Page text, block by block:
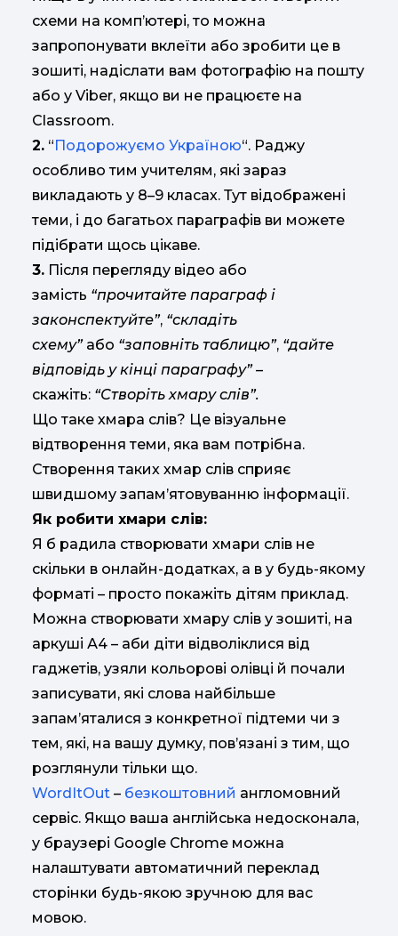
схеми на комп’ютері, то можна
запропонувати вклеїти або зробити це в
зошиті, надіслати вам фотографію на пошту
або у Vіber, якщо ви не працюєте на
Classroom.
2. “Подорожуємо Україною“. Раджу
особливо тим учителям, які зараз
викладають у 8–9 класах. Тут відображені
теми, і до багатьох параграфів ви можете
підібрати щось цікаве.
3. Після перегляду відео або
замість “прочитайте параграф і
законспектуйте”, “складіть
схему”або “заповніть таблицю”, “дайте
відповідь у кінці параграфу”–
скажіть: “Створіть хмару слів”.
Що таке хмара слів? Це візуальне
відтворення теми, яка вам потрібна.
Створення таких хмар слів сприяє
швидшому запам’ятовуванню інформації.
Як робити хмари слів:
Я б радила створювати хмари слів не
скільки в онлайн-додатках, а в у будь-якому
форматі – просто покажіть дітям приклад.
Можна створювати хмару слів у зошиті, на
аркуші А4 – аби діти відволіклися від
гаджетів, узяли кольорові олівці й почали
записувати, які слова найбільше
запам’яталися з конкретної підтеми чи з
тем, які, на вашу думку, пов’язані з тим, що
розглянули тільки що.
WordItOut – безкоштовний англомовний
сервіс. Якщо ваша англійська недосконала,
у браузері Google Chrome можна
налаштувати автоматичний переклад
сторінки будь-якою зручною для вас
мовою.